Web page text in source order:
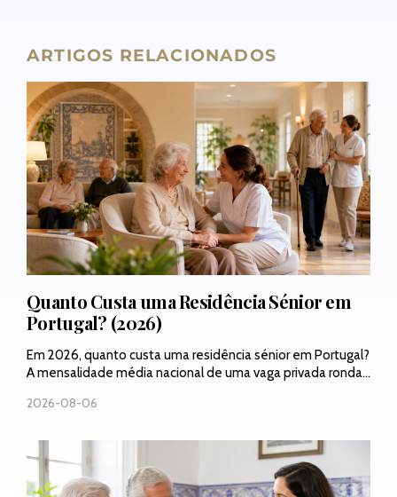
ARTIGOS RELACIONADOS
Quanto Custa uma Residência Sénior em
Portugal? (2026)
Em 2026, quanto custa uma residência sénior em Portugal?
A mensalidade média nacional de uma vaga privada ronda...
2026-08-06